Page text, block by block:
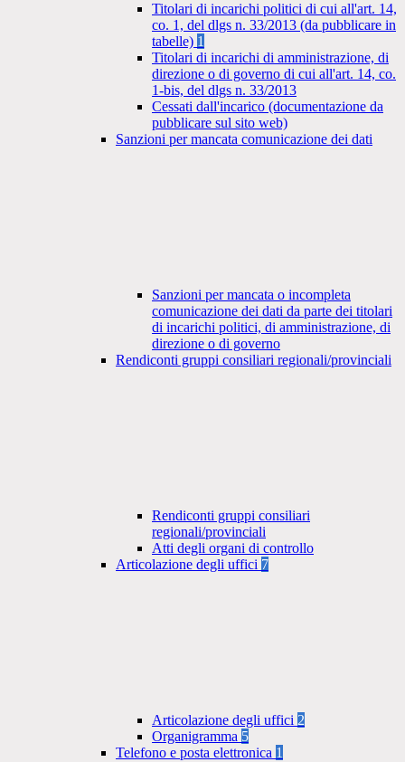
Titolari di incarichi politici di cui all'art. 14,
co. 1, del dlgs n. 33/2013 (da pubblicare in
tabelle) 1
Titolari di incarichi di amministrazione, di
direzione o di governo di cui all'art. 14, co.
1-bis, del dlgs n. 33/2013
Cessati dall'incarico (documentazione da
pubblicare sul sito web)
Sanzioni per mancata comunicazione dei dati
Sanzioni per mancata o incompleta
comunicazione dei dati da parte dei titolari
di incarichi politici, di amministrazione, di
direzione o di governo
Rendiconti gruppi consiliari regionali/provinciali
Rendiconti gruppi consiliari
regionali/provinciali
Atti degli organi di controllo
Articolazione degli uffici 7
Articolazione degli uffici 2
Organigramma 5
Telefono e posta elettronica 1